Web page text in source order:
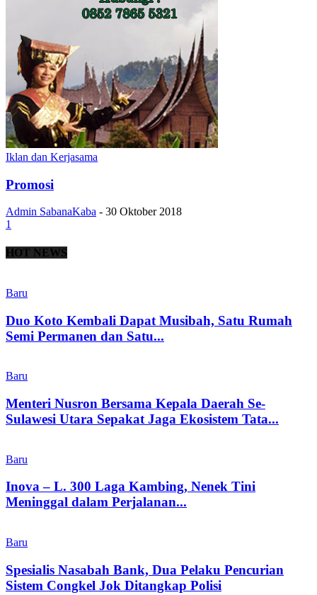
Iklan dan Kerjasama
Promosi
Admin SabanaKaba - 30 Oktober 2018
1
HOT NEWS
Baru
Duo Koto Kembali Dapat Musibah, Satu Rumah
Semi Permanen dan Satu...
Baru
Menteri Nusron Bersama Kepala Daerah Se-
Sulawesi Utara Sepakat Jaga Ekosistem Tata...
Baru
Inova – L. 300 Laga Kambing, Nenek Tini
Meninggal dalam Perjalanan...
Baru
Spesialis Nasabah Bank, Dua Pelaku Pencurian
Sistem Congkel Jok Ditangkap Polisi